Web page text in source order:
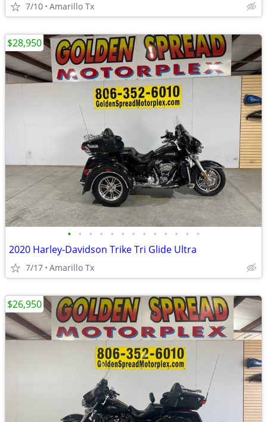
7/10 Amarillo Tx
• • • • • • • • • • • • •
2020 Harley-Davidson Trike Tri Glide Ultra
7/17 Amarillo Tx
$28,950
$26,950